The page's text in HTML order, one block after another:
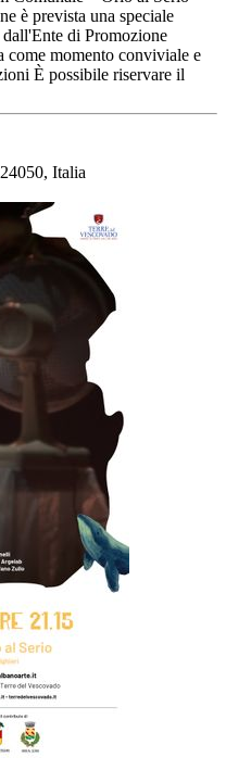
è prevista una speciale
di Promozione
come momento conviviale e
È possibile riservare il
Italia